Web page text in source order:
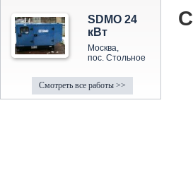
SDMO 24
кВт
Москва,
пос. Стольное
Смотреть все работы >>